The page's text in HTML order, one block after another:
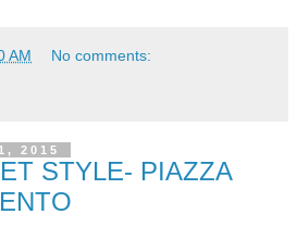
AM No comments:
2015
STYLE- PIAZZA